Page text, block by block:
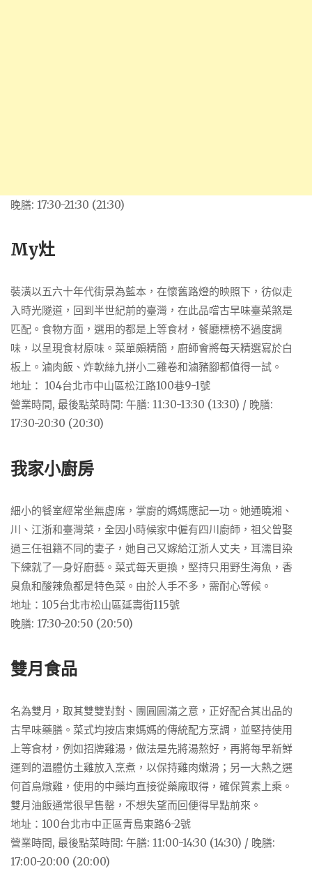
晚膳: 17:30-21:30 (21:30)
My灶
裝潢以五六十年代街景為藍本，在懷舊路燈的映照下，彷似走
入時光隧道，回到半世紀前的臺灣，在此品嚐古早味臺菜煞是
匹配。食物方面，選用的都是上等食材，餐廳標榜不過度調
味，以呈現食材原味。菜單頗精簡，廚師會將每天精選寫於白
板上。滷肉飯、炸軟絲九拼小二雞卷和滷豬腳都值得一試。
地址： 104台北市中山區松江路100巷9-1號
營業時間, 最後點菜時間: 午膳: 11:30-13:30 (13:30) / 晚膳:
17:30-20:30 (20:30)
我家小廚房
細小的餐室經常坐無虚席，掌廚的媽媽應記一功。她通曉湘、
川、江浙和臺灣菜，全因小時候家中僱有四川廚師，祖父曾娶
過三任祖籍不同的妻子，她自己又嫁給江浙人丈夫，耳濡目染
下練就了一身好廚藝。菜式每天更換，堅持只用野生海魚，香
臭魚和酸辣魚都是特色菜。由於人手不多，需耐心等候。
地址：105台北市松山區延壽街115號
晚膳: 17:30-20:50 (20:50)
雙月食品
名為雙月，取其雙雙對對、團圓圓滿之意，正好配合其出品的
古早味藥膳。菜式均按店東媽媽的傳統配方烹調，並堅持使用
上等食材，例如招牌雞湯，做法是先將湯熬好，再將每早新鮮
運到的溫體仿土雞放入烹煮，以保持雞肉嫩滑；另一大熱之選
何首烏燉雞，使用的中藥均直接從藥廠取得，確保質素上乘。
雙月油飯通常很早售罄，不想失望而回便得早點前來。
地址：100台北市中正區青島東路6-2號
營業時間, 最後點菜時間: 午膳: 11:00-14:30 (14:30) / 晚膳:
17:00-20:00 (20:00)